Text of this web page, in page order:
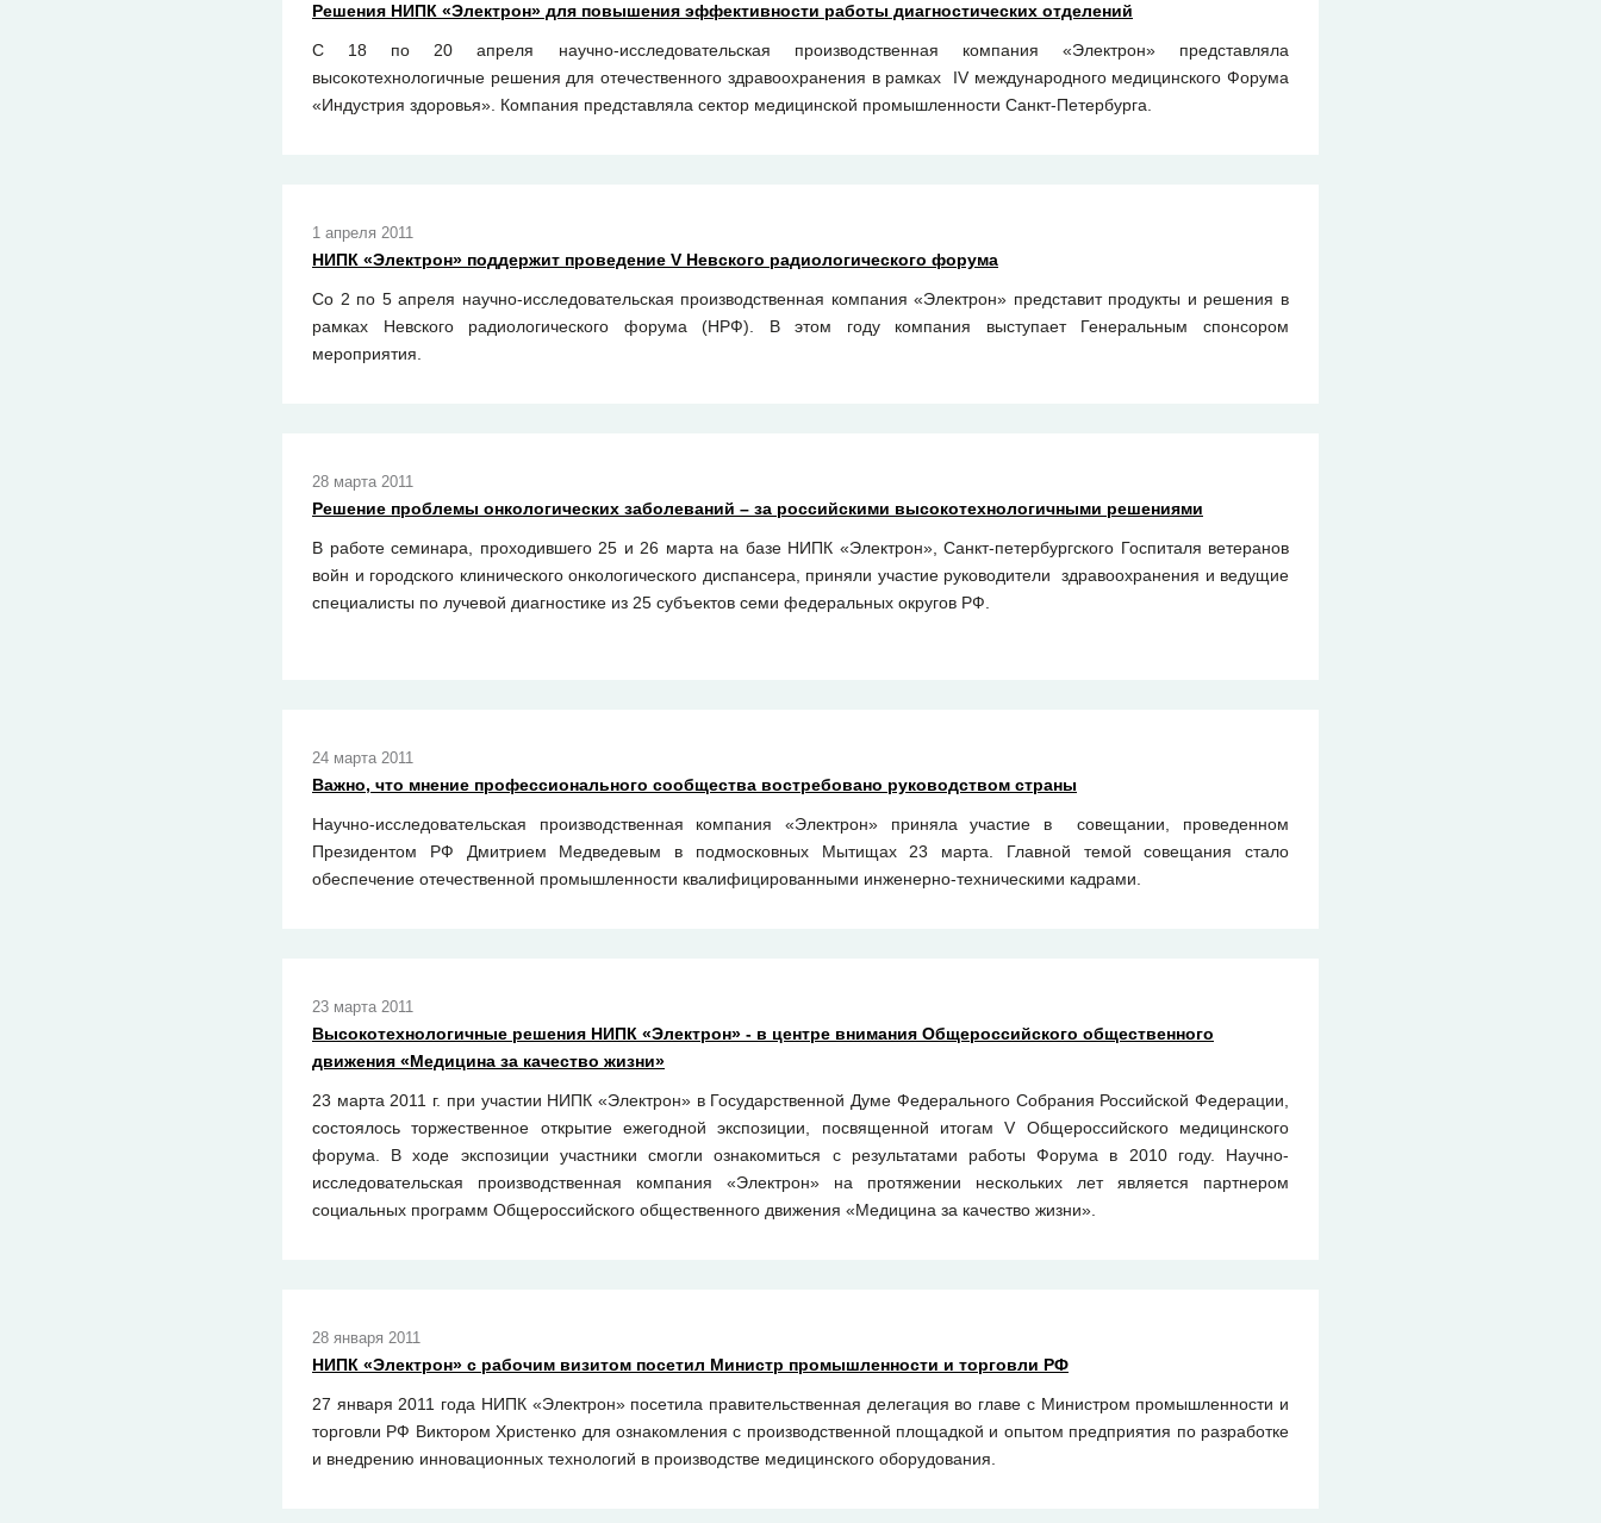
Решения НИПК «Электрон» для повышения эффективности работы диагностических отделений
С 18 по 20 апреля научно-исследовательская производственная компания «Электрон» представляла
высокотехнологичные решения для отечественного здравоохранения в рамках IV международного медицинского Форума
«Индустрия здоровья». Компания представляла сектор медицинской промышленности Санкт-Петербурга.
1 апреля 2011
НИПК «Электрон» поддержит проведение V Невского радиологического форума
Со 2 по 5 апреля научно-исследовательская производственная компания «Электрон» представит продукты и решения в
рамках Невского радиологического форума (НРФ). В этом году компания выступает Генеральным спонсором
мероприятия.
28 марта 2011
Решение проблемы онкологических заболеваний – за российскими высокотехнологичными решениями
В работе семинара, проходившего 25 и 26 марта на базе НИПК «Электрон», Cанкт-петербургского Госпиталя ветеранов
войн и городского клинического онкологического диспансера, приняли участие руководители здравоохранения и ведущие
специалисты по лучевой диагностике из 25 субъектов семи федеральных округов РФ.
24 марта 2011
Важно, что мнение профессионального сообщества востребовано руководством страны
Научно-исследовательская производственная компания «Электрон» приняла участие в совещании, проведенном
Президентом РФ Дмитрием Медведевым в подмосковных Мытищах 23 марта. Главной темой совещания стало
обеспечение отечественной промышленности квалифицированными инженерно-техническими кадрами.
23 марта 2011
Высокотехнологичные решения НИПК «Электрон» - в центре внимания Общероссийского общественного
движения «Медицина за качество жизни»
23 марта 2011 г. при участии НИПК «Электрон» в Государственной Думе Федерального Собрания Российской Федерации,
состоялось торжественное открытие ежегодной экспозиции, посвященной итогам V Общероссийского медицинского
форума. В ходе экспозиции участники смогли ознакомиться с результатами работы Форума в 2010 году. Научно-
исследовательская производственная компания «Электрон» на протяжении нескольких лет является партнером
социальных программ Общероссийского общественного движения «Медицина за качество жизни».
28 января 2011
НИПК «Электрон» с рабочим визитом посетил Министр промышленности и торговли РФ
27 января 2011 года НИПК «Электрон» посетила правительственная делегация во главе с Министром промышленности и
торговли РФ Виктором Христенко для ознакомления с производственной площадкой и опытом предприятия по разработке
и внедрению инновационных технологий в производстве медицинского оборудования.